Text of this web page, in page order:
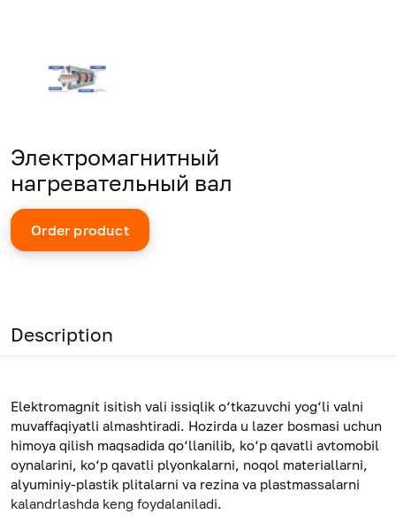
Электромагнитный
нагревательный вал
Order product
Description
Elektromagnit isitish vali issiqlik o‘tkazuvchi yog‘li valni
muvaffaqiyatli almashtiradi. Hozirda u lazer bosmasi uchun
himoya qilish maqsadida qo‘llanilib, ko‘p qavatli avtomobil
oynalarini, ko‘p qavatli plyonkalarni, noqol materiallarni,
alyuminiy-plastik plitalarni va rezina va plastmassalarni
kalandrlashda keng foydalaniladi.